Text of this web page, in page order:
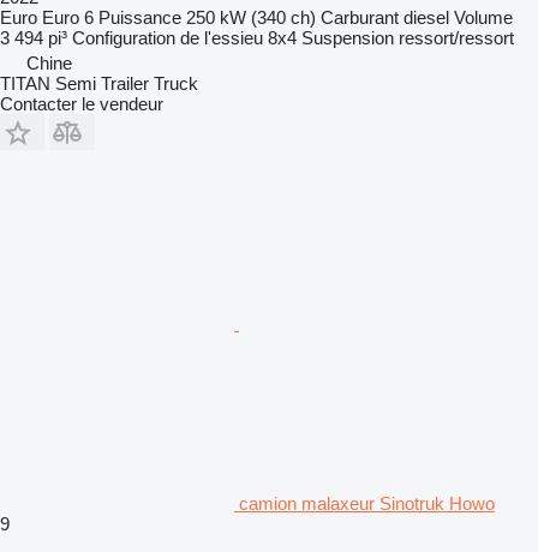
Euro Euro 6 Puissance 250 kW (340 ch) Carburant diesel Volume
3 494 pi³ Configuration de l'essieu 8x4 Suspension ressort/ressort
Chine
TITAN Semi Trailer Truck
Contacter le vendeur
camion malaxeur Sinotruk Howo
9